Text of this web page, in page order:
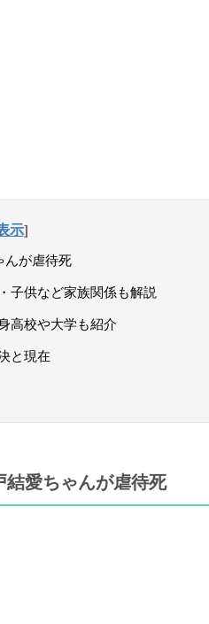
示]
んが虐待死
子供など家族関係も解説
高校や大学も紹介
と現在
結愛ちゃんが虐待死